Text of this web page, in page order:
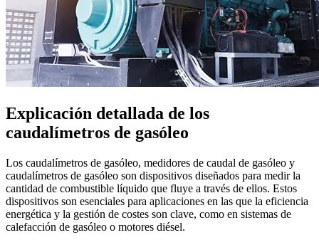
Explicación detallada de los
caudalímetros de gasóleo
Los caudalímetros de gasóleo, medidores de caudal de gasóleo y
caudalímetros de gasóleo son dispositivos diseñados para medir la
cantidad de combustible líquido que fluye a través de ellos. Estos
dispositivos son esenciales para aplicaciones en las que la eficiencia
energética y la gestión de costes son clave, como en sistemas de
calefacción de gasóleo o motores diésel.